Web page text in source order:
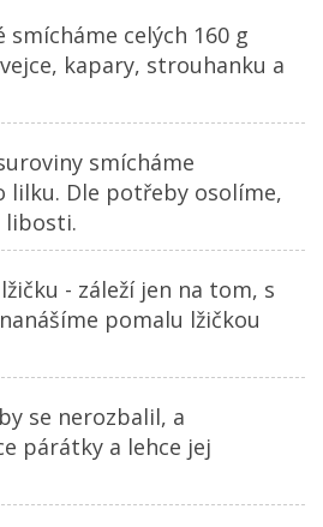
celých 160 g
kapary, strouhanku a
smícháme
lilku. Dle potřeby osolíme,
libosti.
- záleží jen na tom, s
pomalu lžičkou
se nerozbalil, a
párátky a lehce jej